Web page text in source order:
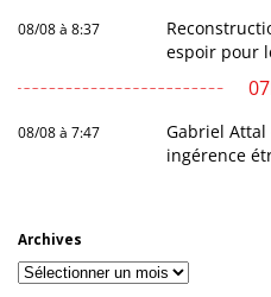
08/08 à 8:37
espoir pour
08/08 à 7:47
Gabriel
ingérence
Archives
Archives